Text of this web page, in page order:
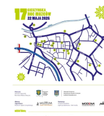
Wystawa: Z
60-lecie
PTTK "Ondraszek"
Cieszyn
0.07 km